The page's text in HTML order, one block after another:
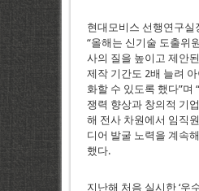
현대모비스 선행연구실
“올해는 신기술 도출위
사의 질을 높이고 제안
제작 기간도 2배 늘려
화할 수 있도록 했다”며
쟁력 향상과 창의적 기
해 전사 차원에서 임직
디어 발굴 노력을 계속
했다.
지난해 처음 실시한 ‘우